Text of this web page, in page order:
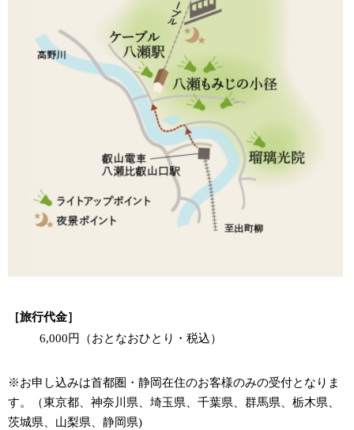
［旅行代金］
6,000円（おとなおひとり・税込）
※お申し込みは首都圏・静岡在住のお客様のみの受付となりま
す。（東京都、神奈川県、埼玉県、千葉県、群馬県、栃木県、
茨城県、山梨県、静岡県)